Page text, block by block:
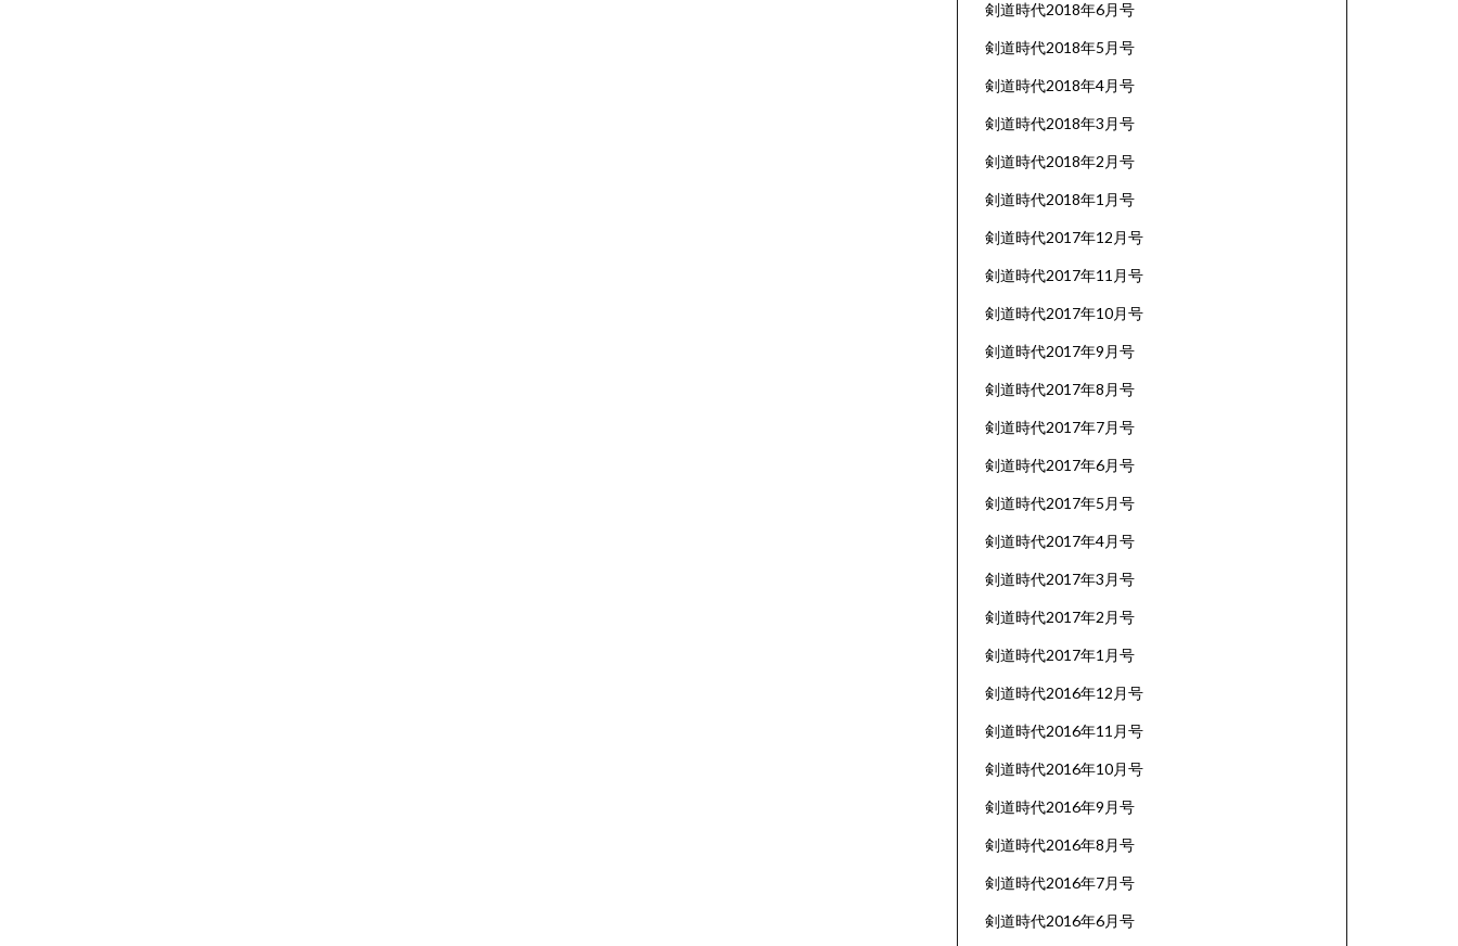
剣道時代2018年6月号
剣道時代2018年5月号
剣道時代2018年4月号
剣道時代2018年3月号
剣道時代2018年2月号
剣道時代2018年1月号
剣道時代2017年12月号
剣道時代2017年11月号
剣道時代2017年10月号
剣道時代2017年9月号
剣道時代2017年8月号
剣道時代2017年7月号
剣道時代2017年6月号
剣道時代2017年5月号
剣道時代2017年4月号
剣道時代2017年3月号
剣道時代2017年2月号
剣道時代2017年1月号
剣道時代2016年12月号
剣道時代2016年11月号
剣道時代2016年10月号
剣道時代2016年9月号
剣道時代2016年8月号
剣道時代2016年7月号
剣道時代2016年6月号